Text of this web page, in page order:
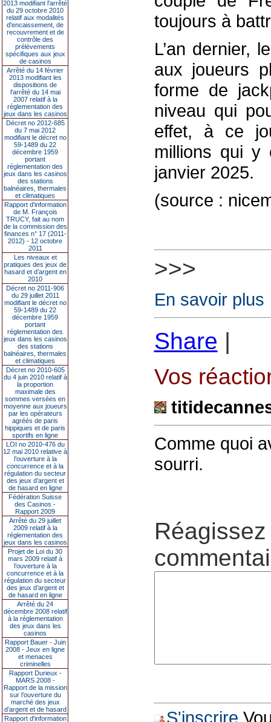
2013 modifiant l'arrêté
du 29 octobre 2010
relatif aux modalités
d'encaissement, de
recouvrement et de
contrôle des
prélèvements
spécifiques aux jeux
de casinos
Arrêté du 14 février
2013 modifiant les
dispositions de
l'arrêté du 14 mai
2007 relatif à la
réglementation des
jeux dans les casinos
Décret no 2012-685
du 7 mai 2012
modifiant le décret no
59-1489 du 22
décembre 1959
portant
réglementation des
jeux dans les casinos
des stations
balnéaires, thermales
et climatiques
Rapport d'information
de M. François
TRUCY, fait au nom
de la commission des
finances n° 17 (2011-
2012) - 12 octobre
2011
Les niveaux et
pratiques des jeux de
hasard et d’argent en
2010
Décret no 2011-906
du 29 juillet 2011
modifiant le décret no
59-1489 du 22
décembre 1959
portant
réglementation des
jeux dans les casinos
des stations
balnéaires, thermales
et climatiques
Décret no 2010-605
du 4 juin 2010 relatif à
la proportion
maximale des
sommes versées en
moyenne aux joueurs
par les opérateurs
agréés de paris
hippiques et de paris
sportifs en ligne
LOI no 2010-476 du
12 mai 2010 relative à
l’ouverture à la
concurrence et à la
régulation du secteur
des jeux d’argent et
de hasard en ligne
Fédération Suisse
des Casinos -
Rapport 2009
Arrêté du 29 juillet
2009 relatif à la
réglementation des
jeux dans les casinos
Projet de Loi du 30
mars 2009 relatif à
l’ouverture à la
concurrence et à la
régulation du secteur
des jeux d’argent et
de hasard en ligne
Arrêté du 24
décembre 2008 relatif
à la réglementation
des jeux dans les
casinos
Rapport Bauer - Juin
2008 - Jeux en ligne
et menaces
criminelles
Rapport Durieux -
MARS 2008 -
Rapport de la mission
sur l’ouverture du
marché des jeux
d’argent et de hasard
Rapport d'information
toujours à
L’an dernier,
aux joueurs
forme de
niveau qui
effet, à ce
millions qui y
janvier 2025.
(source :
>>>
En savoir plus
Share |
Vos
Comme quoi
sourri.
S'inscrire